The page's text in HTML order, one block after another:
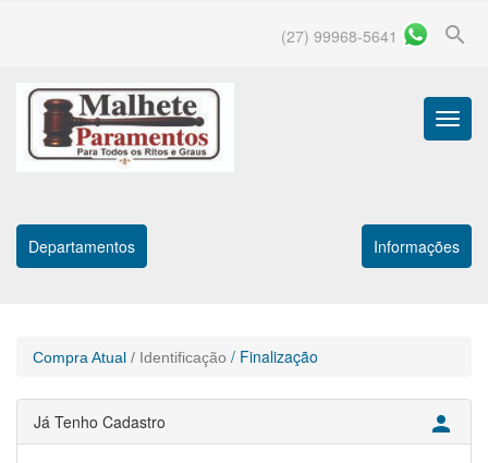
search
(27) 99968-5641
Menu
Departamentos Informações
Compra Atual / Identificação / Finalização
Já Tenho Cadastro 